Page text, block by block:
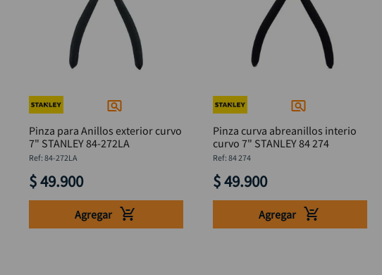
Pinza para Anillos exterior curvo
7" STANLEY 84-272LA
: 84-272LA
$49.900
Agregar
Pinza curva abreanillos interio
curvo 7" STANLEY 84 274
: 84 274
$49.900
Agregar